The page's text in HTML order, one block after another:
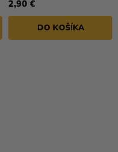
2,90 €
DO KOŠÍKA